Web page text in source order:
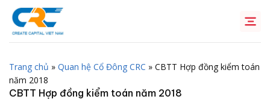
Chuyển
đến
dung
Trang chủ » Quan hệ Cổ Đông CRC » CBTT Hợp đồng kiểm toán
năm 2018
CBTT Hợp đồng kiểm toán năm 2018